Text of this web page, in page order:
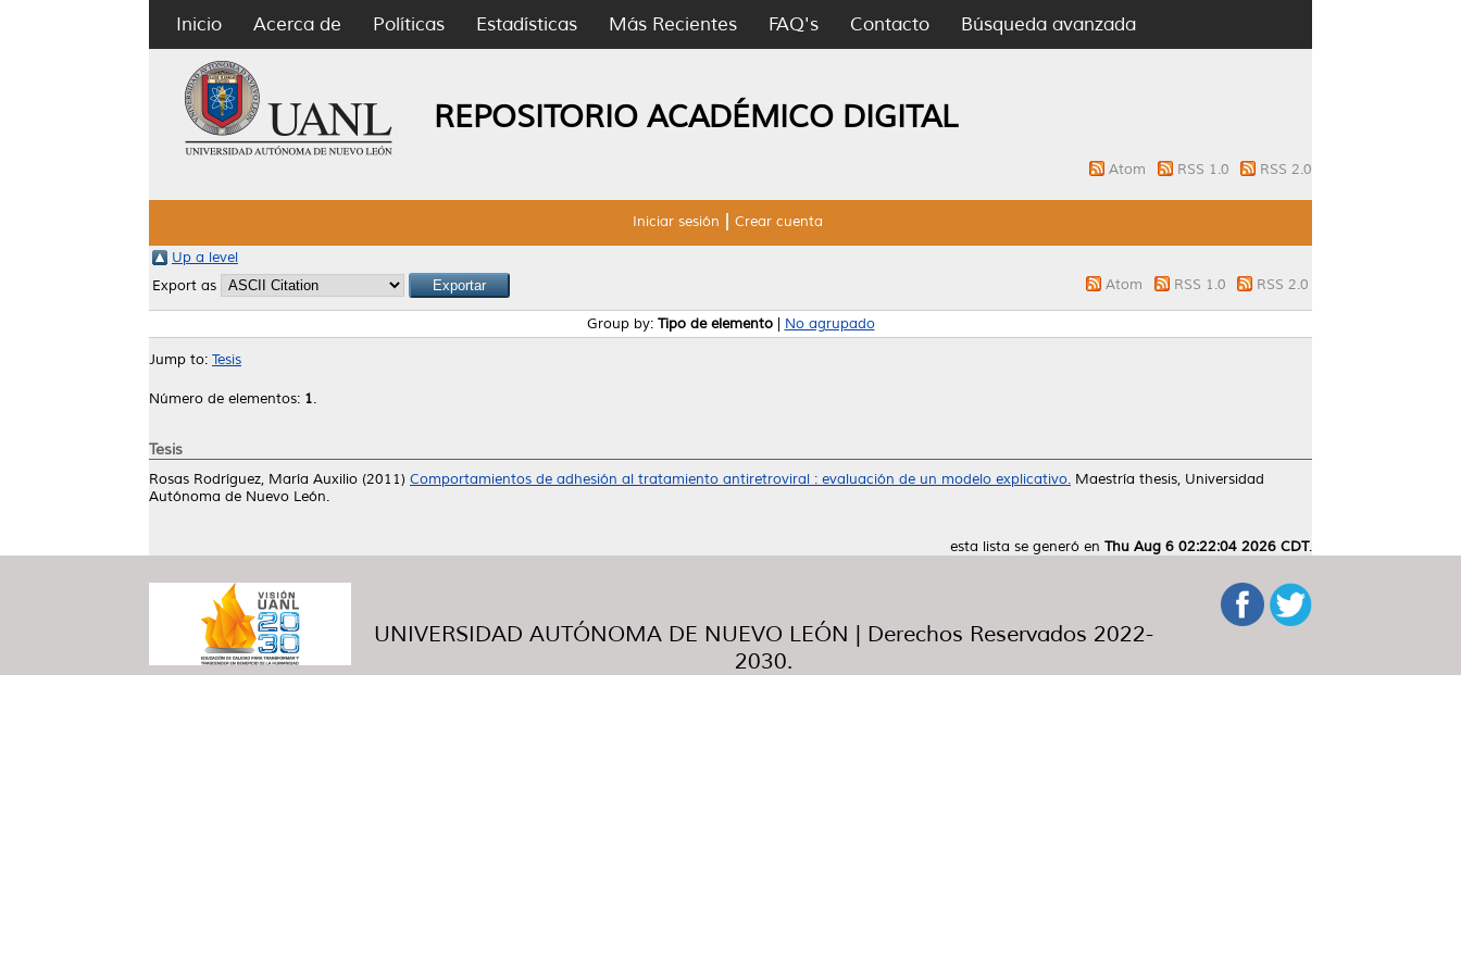
Inicio Acerca de Políticas Estadísticas Más Recientes FAQ's Contacto Búsqueda avanzada
REPOSITORIO ACADÉMICO DIGITAL
Atom RSS 1.0 RSS 2.0
Iniciar sesión Crear cuenta
Up a level
Export as
Atom RSS 1.0 RSS 2.0
Group by: Tipo de elemento| No agrupado
Jump to: Tesis
Número de elementos: 1.
Tesis
Rosas Rodríguez, María Auxilio (2011) Comportamientos de adhesión al tratamiento antiretroviral : evaluación de un modelo explicativo. Maestría thesis, Universidad
Autónoma de Nuevo León.
esta lista se generó en Thu Aug 6 02:22:04 2026 CDT.
UNIVERSIDAD AUTÓNOMA DE NUEVO LEÓN | Derechos Reservados 2022-
2030.